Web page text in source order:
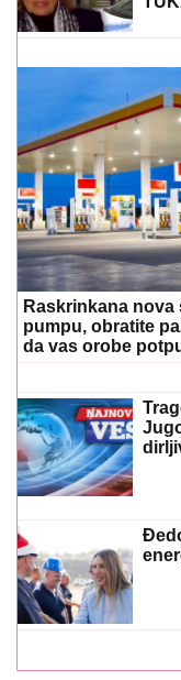
Raskrinkana nova
pumpu, obratite
da vas orobe